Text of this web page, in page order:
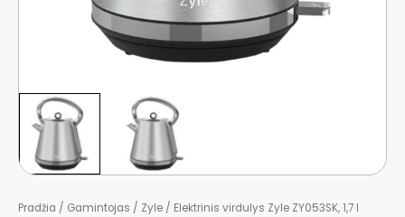
Pradžia / Gamintojas / Zyle / Elektrinis virdulys Zyle ZY053SK, 1,7 l